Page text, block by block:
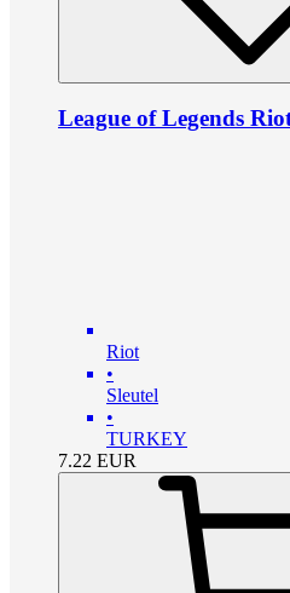
League of Legends
Riot
•
Sleutel
•
TURKEY
7.22 EUR